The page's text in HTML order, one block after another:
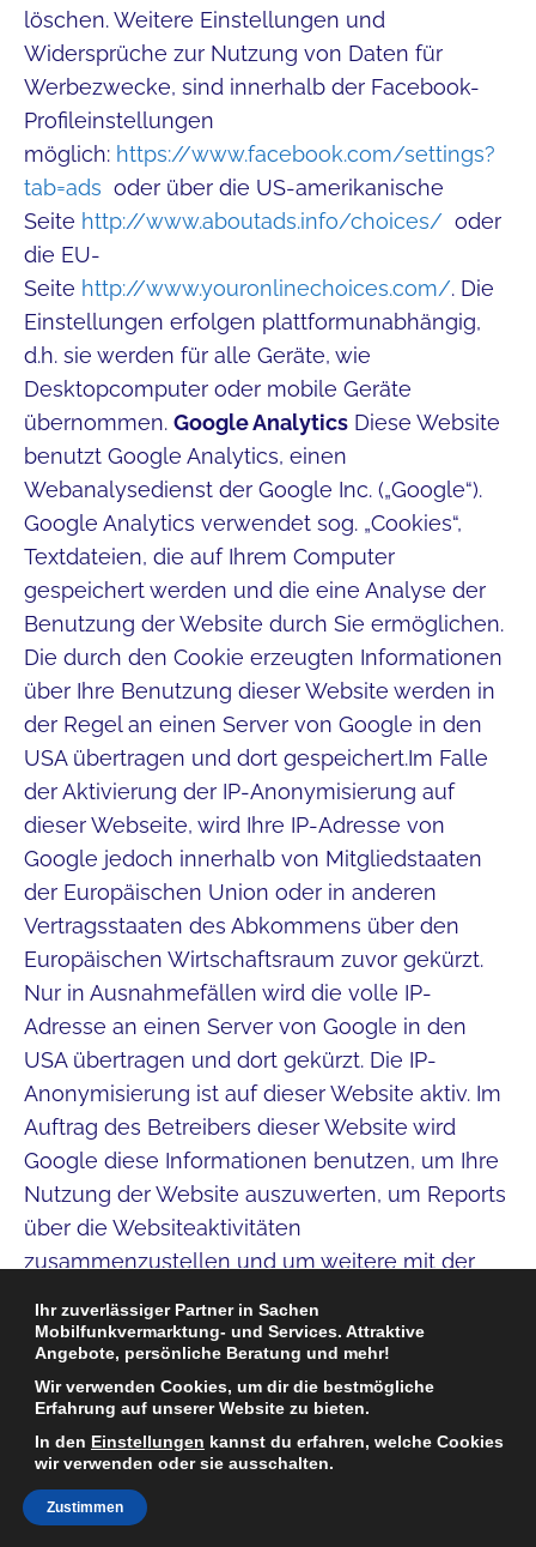
löschen. Weitere Einstellungen und
Widersprüche zur Nutzung von Daten für
Werbezwecke, sind innerhalb der Facebook-
Profileinstellungen
möglich: https://www.facebook.com/settings?
tab=ads oder über die US-amerikanische
Seite http://www.aboutads.info/choices/ oder
die EU-
Seite http://www.youronlinechoices.com/. Die
Einstellungen erfolgen plattformunabhängig,
d.h. sie werden für alle Geräte, wie
Desktopcomputer oder mobile Geräte
übernommen. Google Analytics Diese Website
benutzt Google Analytics, einen
Webanalysedienst der Google Inc. („Google“).
Google Analytics verwendet sog. „Cookies“,
Textdateien, die auf Ihrem Computer
gespeichert werden und die eine Analyse der
Benutzung der Website durch Sie ermöglichen.
Die durch den Cookie erzeugten Informationen
über Ihre Benutzung dieser Website werden in
der Regel an einen Server von Google in den
USA übertragen und dort gespeichert.Im Falle
der Aktivierung der IP-Anonymisierung auf
dieser Webseite, wird Ihre IP-Adresse von
Google jedoch innerhalb von Mitgliedstaaten
der Europäischen Union oder in anderen
Vertragsstaaten des Abkommens über den
Europäischen Wirtschaftsraum zuvor gekürzt.
Nur in Ausnahmefällen wird die volle IP-
Adresse an einen Server von Google in den
USA übertragen und dort gekürzt. Die IP-
Anonymisierung ist auf dieser Website aktiv. Im
Auftrag des Betreibers dieser Website wird
Google diese Informationen benutzen, um Ihre
Nutzung der Website auszuwerten, um Reports
über die Websiteaktivitäten
zusammenzustellen und um weitere mit der
verbundene Dienstleistungen gegenüber dem
Websitebetreiber zu erbringen.Die im Rahmen
von Google Analytics von Ihrem Browser
Daten von Google zusammengeführt. Sie
können die Speicherung der Cookies durch
eine entsprechende Einstellung Ihrer Browser-
Ihr zuverlässiger Partner in Sachen
Mobilfunkvermarktung- und Services. Attraktive
Angebote, persönliche Beratung und mehr!
Wir verwenden Cookies, um dir die bestmögliche
Erfahrung auf unserer Website zu bieten.
In den Einstellungen kannst du erfahren, welche Cookies
wir verwenden oder sie ausschalten.
Zustimmen